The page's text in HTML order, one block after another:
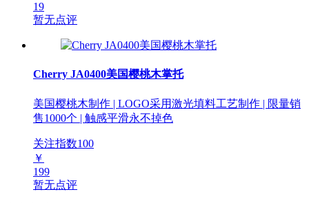
19
暂无点评
Cherry JA0400美国樱桃木掌托
美国樱桃木制作 | LOGO采用激光填料工艺制作 | 限量销
售1000个 | 触感平滑永不掉色
关注指数100
￥
199
暂无点评